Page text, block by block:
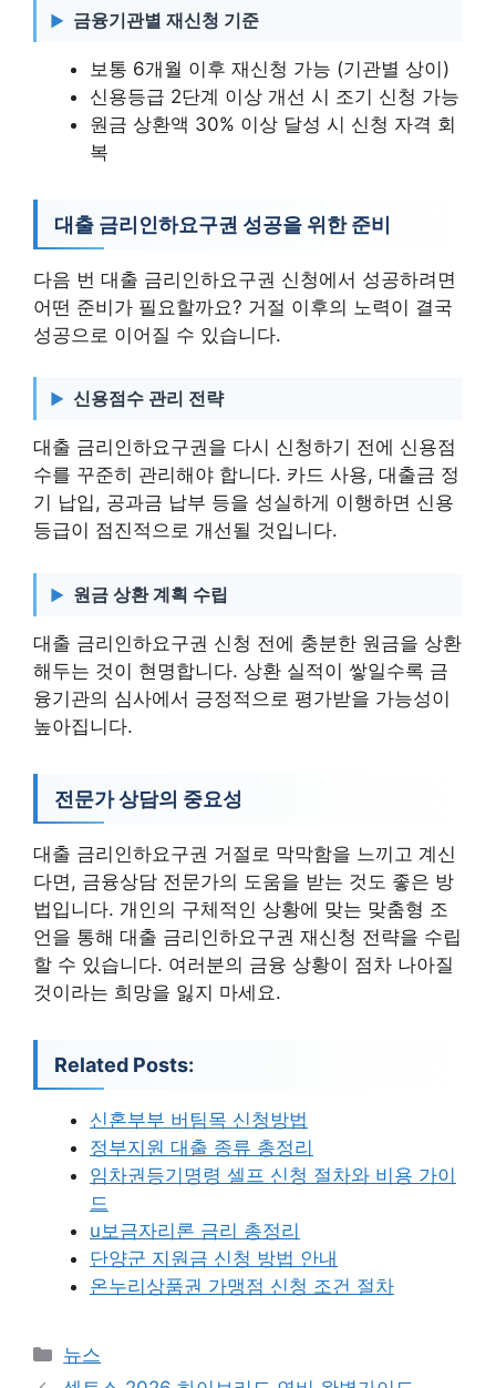
금융기관별 재신청 기준
보통 6개월 이후 재신청 가능 (기관별 상이)
신용등급 2단계 이상 개선 시 조기 신청 가능
원금 상환액 30% 이상 달성 시 신청 자격 회
복
대출 금리인하요구권 성공을 위한 준비
다음 번 대출 금리인하요구권 신청에서 성공하려면
어떤 준비가 필요할까요? 거절 이후의 노력이 결국
성공으로 이어질 수 있습니다.
신용점수 관리 전략
대출 금리인하요구권을 다시 신청하기 전에 신용점
수를 꾸준히 관리해야 합니다. 카드 사용, 대출금 정
기 납입, 공과금 납부 등을 성실하게 이행하면 신용
등급이 점진적으로 개선될 것입니다.
원금 상환 계획 수립
대출 금리인하요구권 신청 전에 충분한 원금을 상환
해두는 것이 현명합니다. 상환 실적이 쌓일수록 금
융기관의 심사에서 긍정적으로 평가받을 가능성이
높아집니다.
전문가 상담의 중요성
대출 금리인하요구권 거절로 막막함을 느끼고 계신
다면, 금융상담 전문가의 도움을 받는 것도 좋은 방
법입니다. 개인의 구체적인 상황에 맞는 맞춤형 조
언을 통해 대출 금리인하요구권 재신청 전략을 수립
할 수 있습니다. 여러분의 금융 상황이 점차 나아질
것이라는 희망을 잃지 마세요.
Related Posts:
신혼부부 버팀목 신청방법
정부지원 대출 종류 총정리
임차권등기명령 셀프 신청 절차와 비용 가이
드
u보금자리론 금리 총정리
단양군 지원금 신청 방법 안내
온누리상품권 가맹점 신청 조건 절차
카
테
뉴스